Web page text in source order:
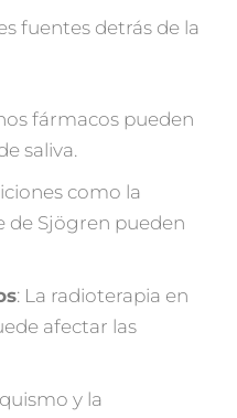
fuentes detrás de la
fármacos pueden
saliva.
como la
de Sjögren pueden
: La radioterapia en
afectar las
y la